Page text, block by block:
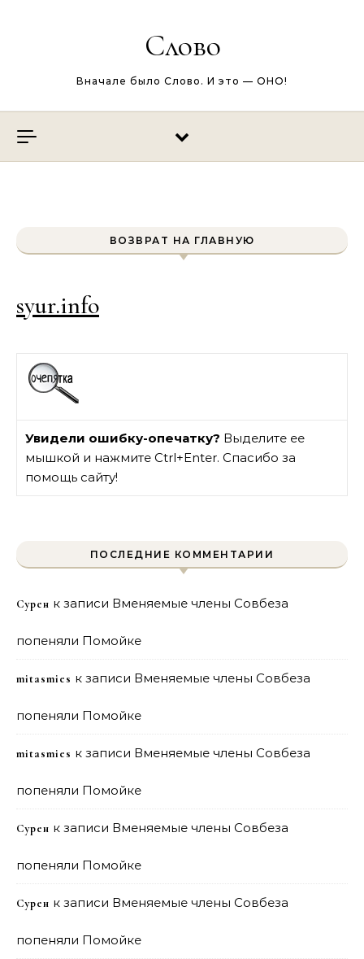
Слово
Вначале было Слово. И это — ОНО!
ВОЗВРАТ НА ГЛАВНУЮ
syur.info
Увидели ошибку-опечатку? Выделите ее
мышкой и нажмите Ctrl+Enter. Спасибо за
помощь сайту!
ПОСЛЕДНИЕ КОММЕНТАРИИ
Сурен к записи Вменяемые члены Совбеза
попеняли Помойке
mitasmies к записи Вменяемые члены Совбеза
попеняли Помойке
mitasmies к записи Вменяемые члены Совбеза
попеняли Помойке
Сурен к записи Вменяемые члены Совбеза
попеняли Помойке
Сурен к записи Вменяемые члены Совбеза
попеняли Помойке